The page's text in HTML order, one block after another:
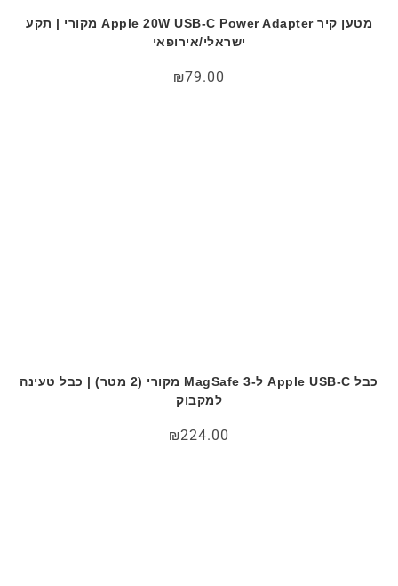
מטען קיר Apple 20W USB-C Power Adapter מקורי | תקע
ישראלי/אירופאי
₪79.00
כבל Apple USB-C ל-MagSafe 3 מקורי (2 מטר) | כבל טעינה
למקבוק
₪224.00